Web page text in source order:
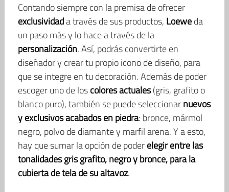
Contando siempre con la premisa de ofrecer
exclusividada través de sus productos, Loeweda
un paso más y lo hace a través de la
personalización. Así, podrás convertirte en
diseñador y crear tu propio icono de diseño, para
que se integre en tu decoración. Además de poder
escoger uno de loscolores actuales(gris, grafito o
blanco puro), también se puede seleccionarnuevos
y exclusivos acabados en piedra: bronce, mármol
negro, polvo de diamante y marfil arena. Y a esto,
hay que sumar la opción de poderelegir entre las
tonalidades gris grafito, negro y bronce, para la
cubierta de tela de su altavoz.